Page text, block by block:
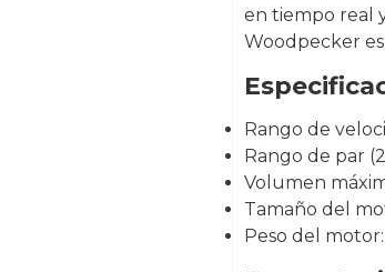
en tiempo real
Woodpecker
Rango de
Rango de par
Volumen
Tamaño del
Peso del motor: